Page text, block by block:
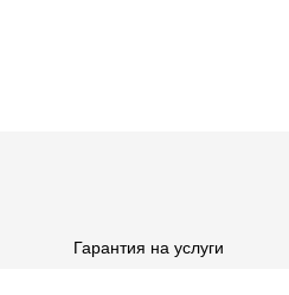
Гарантия на услуги